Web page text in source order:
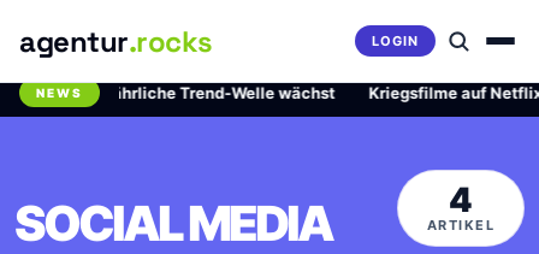
agentur.rocks LOGIN
NEWS
Breaking News Ticker
Die gefährliche Trend-Welle wächst· Kriegsfilme auf Netflix:
SOCIAL MEDIA 4
ARTIKEL